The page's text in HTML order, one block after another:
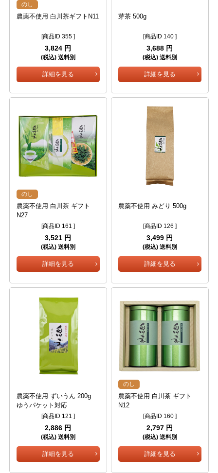
のし
農薬不使用 白川茶ギフトN11
[商品ID 355 ]
3,824 円
(税込) 送料別
詳細を見る
芽茶 500g
[商品ID 140 ]
3,688 円
(税込) 送料別
詳細を見る
のし
農薬不使用 白川茶 ギフト
N27
[商品ID 161 ]
3,521 円
(税込) 送料別
詳細を見る
農薬不使用 みどり 500g
[商品ID 126 ]
3,499 円
(税込) 送料別
詳細を見る
農薬不使用 ずいうん 200g
ゆうパケット対応
[商品ID 121 ]
2,886 円
(税込) 送料別
詳細を見る
のし
農薬不使用 白川茶 ギフト
N12
[商品ID 160 ]
2,797 円
(税込) 送料別
詳細を見る